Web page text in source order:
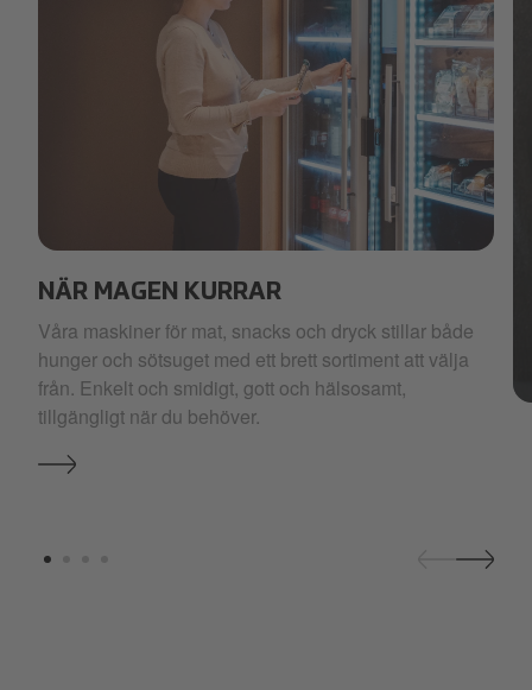
NÄR MAGEN KURRAR
Våra maskiner för mat, snacks och dryck stillar både
hunger och sötsuget med ett brett sortiment att välja
från. Enkelt och smidigt, gott och hälsosamt,
tillgängligt när du behöver.